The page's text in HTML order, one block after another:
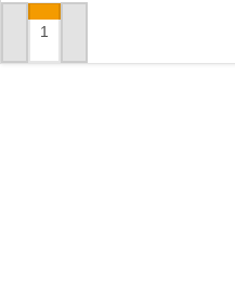
ADICIONAR AO CARRINHO